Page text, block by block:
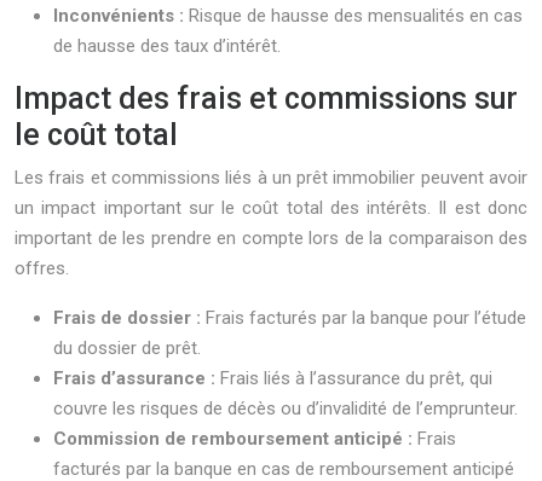
Inconvénients : Risque de hausse des mensualités en cas
de hausse des taux d’intérêt.
Impact des frais et commissions sur
le coût total
Les frais et commissions liés à un prêt immobilier peuvent avoir
un impact important sur le coût total des intérêts. Il est donc
important de les prendre en compte lors de la comparaison des
offres.
Frais de dossier : Frais facturés par la banque pour l’étude
du dossier de prêt.
Frais d’assurance : Frais liés à l’assurance du prêt, qui
couvre les risques de décès ou d’invalidité de l’emprunteur.
Commission de remboursement anticipé : Frais
facturés par la banque en cas de remboursement anticipé